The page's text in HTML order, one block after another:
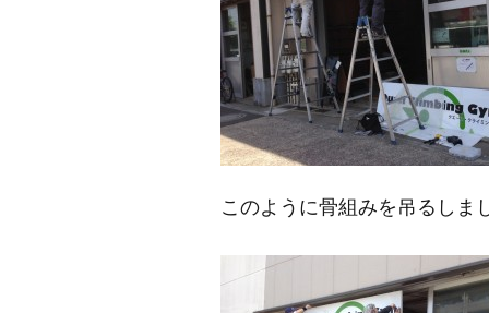
このように骨組みを吊るしま